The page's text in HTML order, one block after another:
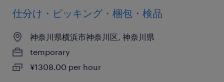
仕分け・ピッキング・梱包・検品
神奈川県横浜市神奈川区, 神奈川県
temporary
¥1308.00 per hour